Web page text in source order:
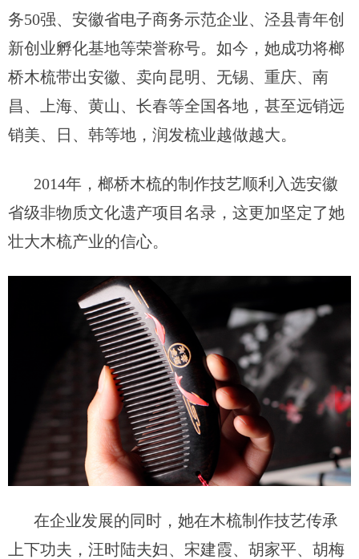
务50强、 安徽省电子商务示范企业、 泾县青年创
新创业孵化基地等荣誉称号。如今，她成功将榔
桥木梳带出安徽、卖向 昆明、无锡、重庆、南
昌、上海、黄山、长春等全国各地，甚至远销远
销美、日、韩等地， 润发梳业越做越大。
2014年，榔桥木梳的制作技艺顺利入选安徽
省级非物质文化遗产项目名录 ，这更加坚定了她
壮大木梳产业的信心。
在企业发展的同时，她在木梳制作技艺传承
上下功夫，汪时陆夫妇、宋建霞、胡家平、胡梅